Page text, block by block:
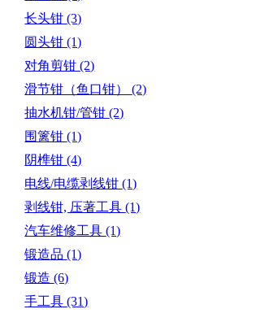
长头钳(3)
圆头钳(1)
对角剪钳(2)
滑节钳（鱼口钳）(2)
抽水机钳/管钳(2)
围篱钳(1)
阴榫钳(4)
电线/电缆剥线钳(1)
剥线钳, 压著工具(1)
汽车维修工具(1)
锻造品(1)
锻造(6)
手工具(31)